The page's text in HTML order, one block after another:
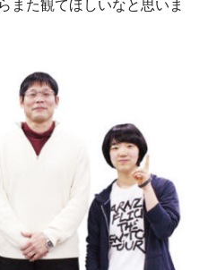
また観てほしいなと思いま